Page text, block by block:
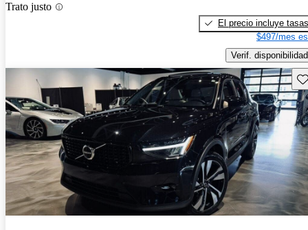
Trato justo
El precio incluye tasas
$497/mes
Verif. disponibilidad